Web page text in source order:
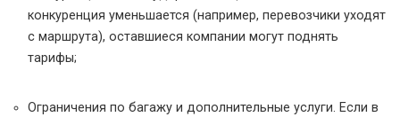
конкуренция уменьшается (например, перевозчики уходят
с маршрута), оставшиеся компании могут поднять
тарифы;
Ограничения по багажу и дополнительные услуги. Если в